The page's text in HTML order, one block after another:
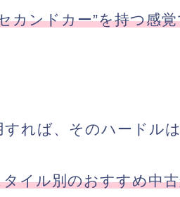
ンドカー”を持つ感
すれば、そのハードル
イル別のおすすめ中